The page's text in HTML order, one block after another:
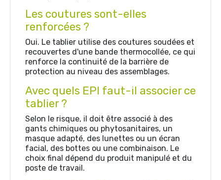
Les coutures sont-elles
renforcées ?
Oui. Le tablier utilise des coutures soudées et
recouvertes d'une bande thermocollée, ce qui
renforce la continuité de la barrière de
protection au niveau des assemblages.
Avec quels EPI faut-il associer ce
tablier ?
Selon le risque, il doit être associé à des
gants chimiques ou phytosanitaires, un
masque adapté, des lunettes ou un écran
facial, des bottes ou une combinaison. Le
choix final dépend du produit manipulé et du
poste de travail.